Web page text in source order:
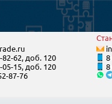
82-62, доб. 120
05-15, доб. 120
87-76
8
8